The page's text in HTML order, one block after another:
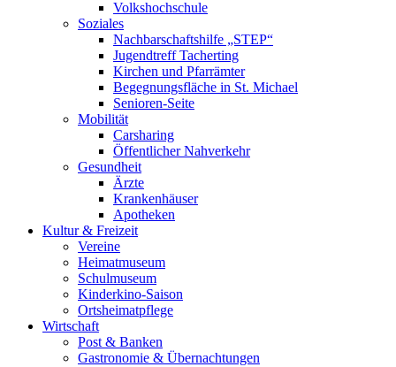
Volkshochschule
Soziales
Nachbarschaftshilfe „STEP“
Jugendtreff Tacherting
Kirchen und Pfarrämter
Begegnungsfläche in St. Michael
Senioren-Seite
Mobilität
Carsharing
Öffentlicher Nahverkehr
Gesundheit
Ärzte
Krankenhäuser
Apotheken
Kultur & Freizeit
Vereine
Heimatmuseum
Schulmuseum
Kinderkino-Saison
Ortsheimatpflege
Wirtschaft
Post & Banken
Gastronomie & Übernachtungen